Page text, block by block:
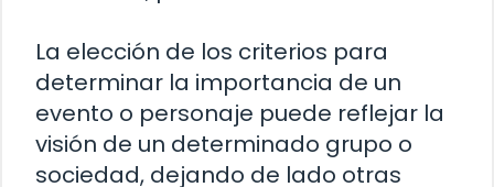
La elección de los criterios para
determinar la importancia de un
evento o personaje puede reflejar la
visión de un determinado grupo o
sociedad, dejando de lado otras